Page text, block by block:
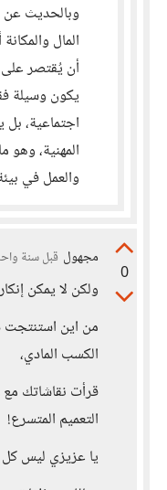
وبالحديث عن
المال
أن يُقتصر
يكون وسيلة
اجتماعية،
المهنية،
والعمل في
0
مجهول قبل سنة
ولكن لا يمكن
من اين
الكسب المادي،
قرأت نقاشاتك
التعميم المتسرع!
يا عزيزي ليس